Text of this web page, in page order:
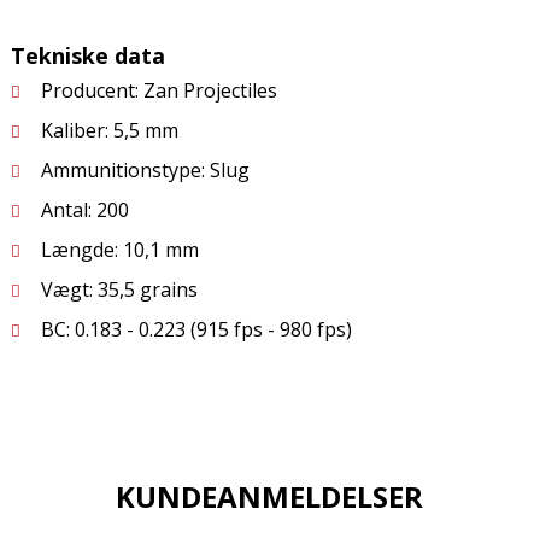
Tekniske data
Producent: Zan Projectiles
Kaliber: 5,5 mm
Ammunitionstype: Slug
Antal: 200
Længde: 10,1 mm
Vægt: 35,5 grains
BC: 0.183 - 0.223 (915 fps - 980 fps)
KUNDEANMELDELSER